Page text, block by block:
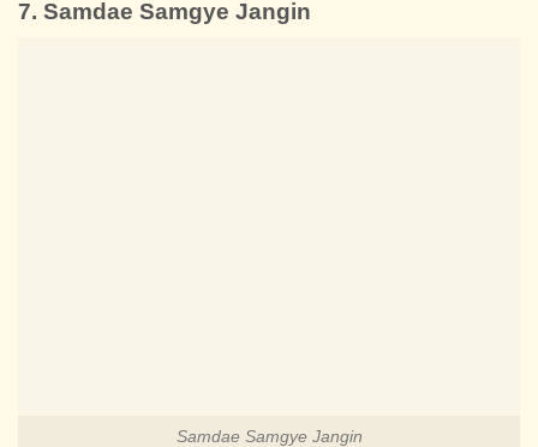
7. Samdae Samgye Jangin
Samdae Samgye Jangin